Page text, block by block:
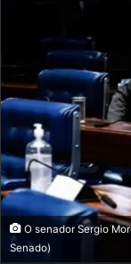
O senador Sergio
Senado)